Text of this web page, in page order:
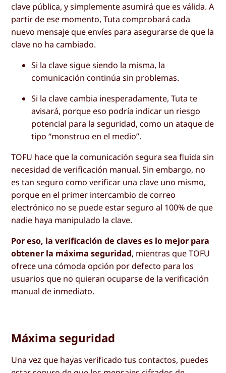
clave pública, y simplemente asumirá que es válida. A
partir de ese momento, Tuta comprobará cada
nuevo mensaje que envíes para asegurarse de que la
clave no ha cambiado.
Si la clave sigue siendo la misma, la
comunicación continúa sin problemas.
Si la clave cambia inesperadamente, Tuta te
avisará, porque eso podría indicar un riesgo
potencial para la seguridad, como un ataque de
tipo “monstruo en el medio”.
TOFU hace que la comunicación segura sea fluida sin
necesidad de verificación manual. Sin embargo, no
es tan seguro como verificar una clave uno mismo,
porque en el primer intercambio de correo
electrónico no se puede estar seguro al 100% de que
nadie haya manipulado la clave.
Por eso, la verificación de claves es lo mejor para
obtener la máxima seguridad, mientras que TOFU
ofrece una cómoda opción por defecto para los
usuarios que no quieran ocuparse de la verificación
manual de inmediato.
Máxima seguridad
Una vez que hayas verificado tus contactos, puedes